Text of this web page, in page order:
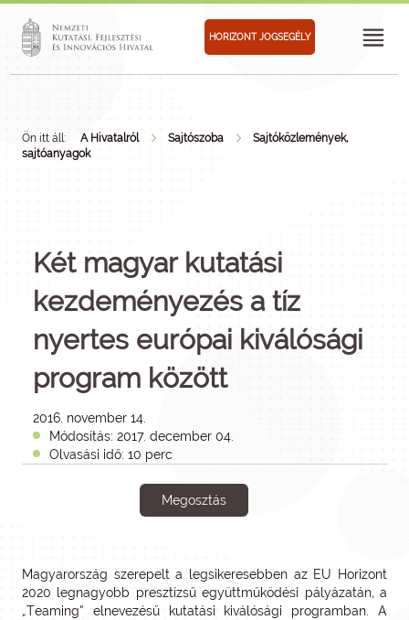
HORIZONT JOGSEGÉLY
Ön itt áll: A Hivatalról Sajtószoba
Sajtóközlemények,
sajtóanyagok
Két magyar kutatási
kezdeményezés a tíz
nyertes európai kiválósági
program között
2016. november 14.
Módosítás: 2017. december 04.
Olvasási idő: 10 perc
Megosztás
Magyarország szerepelt a legsikeresebben az EU Horizont
2020 legnagyobb presztízsű együttműködési pályázatán, a
„Teaming” elnevezésű kutatási kiválósági programban. A